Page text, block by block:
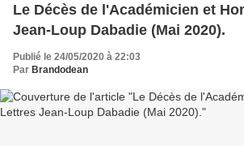
Le Décès de l'Académicien et
Jean-Loup Dabadie (Mai 2020).
Publié le 24/05/2020 à 22:03
Par Brandodean